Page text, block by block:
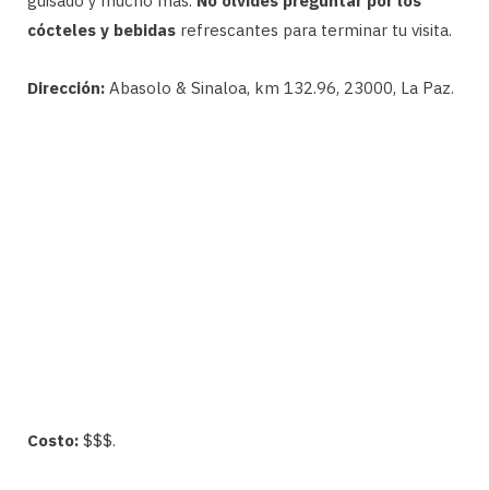
cócteles y bebidas refrescantes para terminar tu visita.
Dirección: Abasolo & Sinaloa, km 132.96, 23000, La Paz.
Costo: $$$.